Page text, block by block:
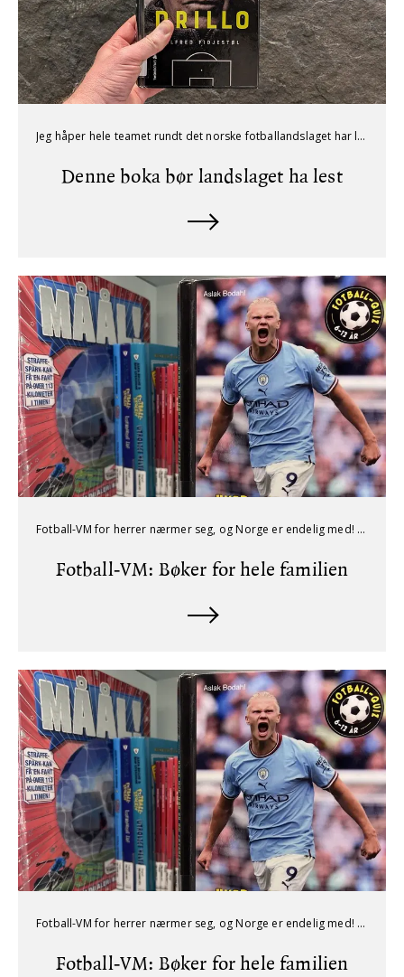
Jeg håper hele teamet rundt det norske fotballandslaget har lest biografien om Drillo.
Denne boka bør landslaget ha lest
Fotball-VM for herrer nærmer seg, og Norge er endelig med! Her er lesetips for både små og store supportere.
Fotball‑VM: Bøker for hele familien
Fotball-VM for herrer nærmer seg, og Norge er endelig med! Her er lesetips for både små og store supportere.
Fotball‑VM: Bøker for hele familien